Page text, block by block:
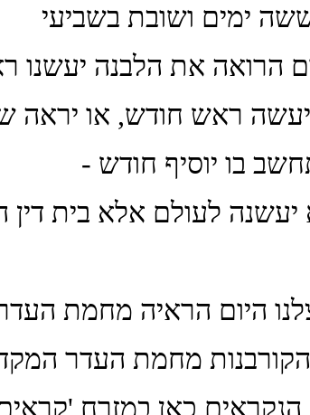
ימים ושובת בשביעי
הרואה את הלבנה יעשנו
ראש חודש, או יראה
בו יוסיף חודש -
יעשנה לעולם אלא בית דין
היום הראיה מחמת העדר
מחמת העדר
הנקראים כאן במזרח